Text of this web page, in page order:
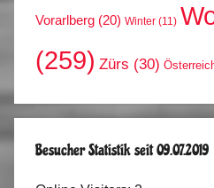
Vorarlberg (20) Winter (11)
(259) Zürs (30)
Besucher Statistik seit 09.07.2019